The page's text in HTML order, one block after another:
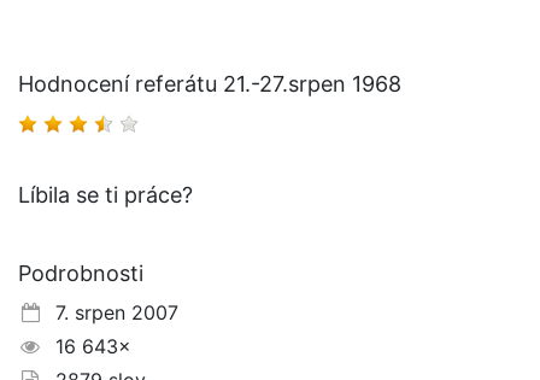
Hodnocení referátu 21.-27.srpen 1968
Líbila se ti práce?
Podrobnosti
7. srpen 2007
16 643×